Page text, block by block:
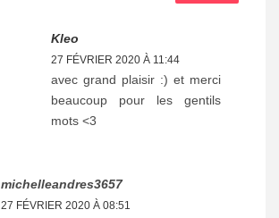
Kleo
27 FÉVRIER 2020 À 11:44
avec grand plaisir :) et merci
beaucoup pour les gentils
mots <3
michelleandres3657
27 FÉVRIER 2020 À 08:51